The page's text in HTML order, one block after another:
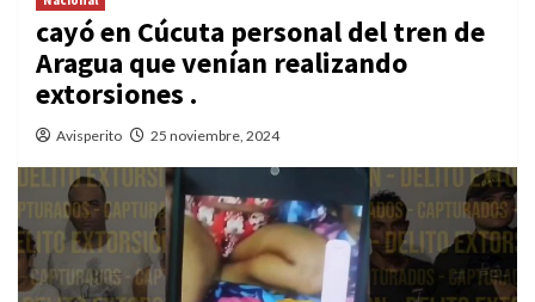
cayó en Cúcuta personal del tren de
Aragua que venían realizando
extorsiones .
Avisperito 25 noviembre, 2024